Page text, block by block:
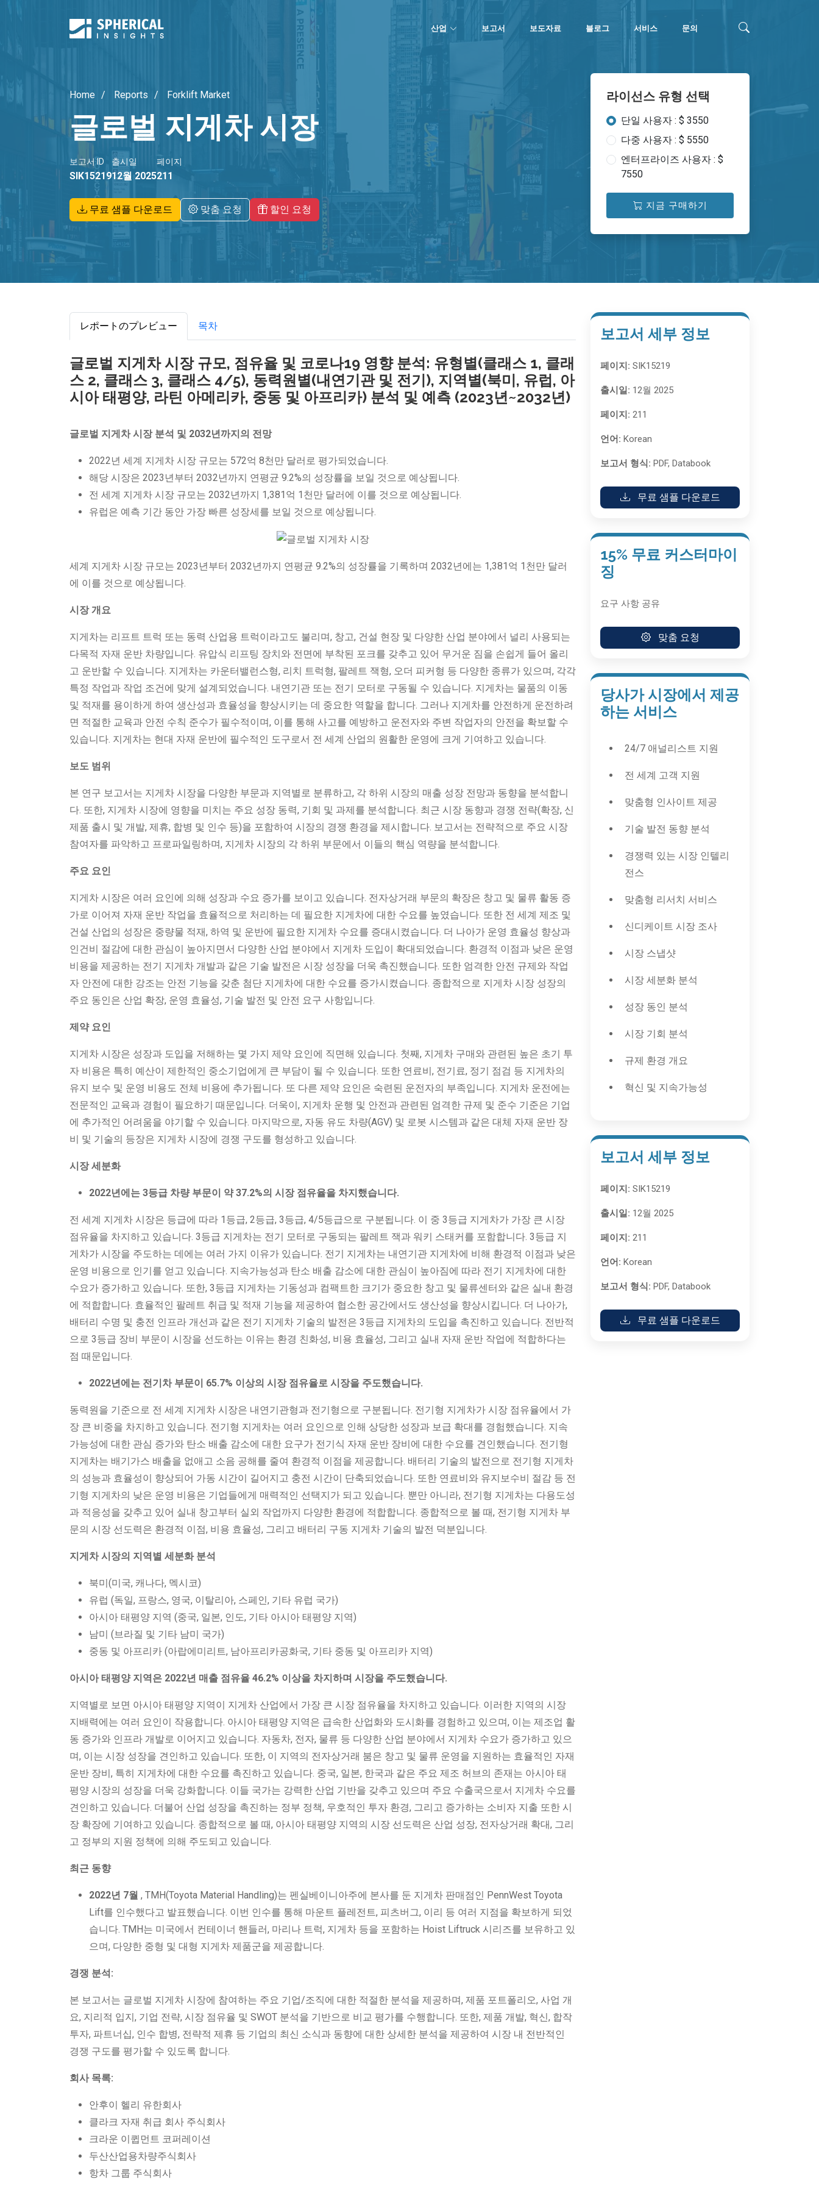
산업 보고서 보도자료 블로그 서비스 문의
Home Reports Forklift Market
글로벌 지게차 시장
보고서 ID
SIK15219
출시일
12월 2025
페이지
211
무료 샘플 다운로드 맞춤 요청 할인 요청
라이선스 유형 선택
단일 사용자 : $ 3550
다중 사용자 : $ 5550
엔터프라이즈 사용자 : $
7550
지금 구매하기
レポートのプレビュー 목차
글로벌 지게차 시장 규모, 점유율 및 코로나19 영향 분석: 유형별(클래스 1, 클래
스 2, 클래스 3, 클래스 4/5), 동력원별(내연기관 및 전기), 지역별(북미, 유럽, 아
시아 태평양, 라틴 아메리카, 중동 및 아프리카) 분석 및 예측 (2023년~2032년)
글로벌 지게차 시장 분석 및 2032년까지의 전망
2022년 세계 지게차 시장 규모는 572억 8천만 달러로 평가되었습니다.
해당 시장은 2023년부터 2032년까지 연평균 9.2%의 성장률을 보일 것으로 예상됩니다.
전 세계 지게차 시장 규모는 2032년까지 1,381억 1천만 달러에 이를 것으로 예상됩니다.
유럽은 예측 기간 동안 가장 빠른 성장세를 보일 것으로 예상됩니다.
세계 지게차 시장 규모는 2023년부터 2032년까지 연평균 9.2%의 성장률을 기록하며 2032년에는 1,381억 1천만 달러
에 이를 것으로 예상됩니다.
시장 개요
지게차는 리프트 트럭 또는 동력 산업용 트럭이라고도 불리며, 창고, 건설 현장 및 다양한 산업 분야에서 널리 사용되는
다목적 자재 운반 차량입니다. 유압식 리프팅 장치와 전면에 부착된 포크를 갖추고 있어 무거운 짐을 손쉽게 들어 올리
고 운반할 수 있습니다. 지게차는 카운터밸런스형, 리치 트럭형, 팔레트 잭형, 오더 피커형 등 다양한 종류가 있으며, 각각
특정 작업과 작업 조건에 맞게 설계되었습니다. 내연기관 또는 전기 모터로 구동될 수 있습니다. 지게차는 물품의 이동
및 적재를 용이하게 하여 생산성과 효율성을 향상시키는 데 중요한 역할을 합니다. 그러나 지게차를 안전하게 운전하려
면 적절한 교육과 안전 수칙 준수가 필수적이며, 이를 통해 사고를 예방하고 운전자와 주변 작업자의 안전을 확보할 수
있습니다. 지게차는 현대 자재 운반에 필수적인 도구로서 전 세계 산업의 원활한 운영에 크게 기여하고 있습니다.
보도 범위
본 연구 보고서는 지게차 시장을 다양한 부문과 지역별로 분류하고, 각 하위 시장의 매출 성장 전망과 동향을 분석합니
다. 또한, 지게차 시장에 영향을 미치는 주요 성장 동력, 기회 및 과제를 분석합니다. 최근 시장 동향과 경쟁 전략(확장, 신
제품 출시 및 개발, 제휴, 합병 및 인수 등)을 포함하여 시장의 경쟁 환경을 제시합니다. 보고서는 전략적으로 주요 시장
참여자를 파악하고 프로파일링하며, 지게차 시장의 각 하위 부문에서 이들의 핵심 역량을 분석합니다.
주요 요인
지게차 시장은 여러 요인에 의해 성장과 수요 증가를 보이고 있습니다. 전자상거래 부문의 확장은 창고 및 물류 활동 증
가로 이어져 자재 운반 작업을 효율적으로 처리하는 데 필요한 지게차에 대한 수요를 높였습니다. 또한 전 세계 제조 및
건설 산업의 성장은 중량물 적재, 하역 및 운반에 필요한 지게차 수요를 증대시켰습니다. 더 나아가 운영 효율성 향상과
인건비 절감에 대한 관심이 높아지면서 다양한 산업 분야에서 지게차 도입이 확대되었습니다. 환경적 이점과 낮은 운영
비용을 제공하는 전기 지게차 개발과 같은 기술 발전은 시장 성장을 더욱 촉진했습니다. 또한 엄격한 안전 규제와 작업
자 안전에 대한 강조는 안전 기능을 갖춘 첨단 지게차에 대한 수요를 증가시켰습니다. 종합적으로 지게차 시장 성장의
주요 동인은 산업 확장, 운영 효율성, 기술 발전 및 안전 요구 사항입니다.
제약 요인
지게차 시장은 성장과 도입을 저해하는 몇 가지 제약 요인에 직면해 있습니다. 첫째, 지게차 구매와 관련된 높은 초기 투
자 비용은 특히 예산이 제한적인 중소기업에게 큰 부담이 될 수 있습니다. 또한 연료비, 전기료, 정기 점검 등 지게차의
유지 보수 및 운영 비용도 전체 비용에 추가됩니다. 또 다른 제약 요인은 숙련된 운전자의 부족입니다. 지게차 운전에는
전문적인 교육과 경험이 필요하기 때문입니다. 더욱이, 지게차 운행 및 안전과 관련된 엄격한 규제 및 준수 기준은 기업
에 추가적인 어려움을 야기할 수 있습니다. 마지막으로, 자동 유도 차량(AGV) 및 로봇 시스템과 같은 대체 자재 운반 장
비 및 기술의 등장은 지게차 시장에 경쟁 구도를 형성하고 있습니다.
시장 세분화
2022년에는 3등급 차량 부문이 약 37.2%의 시장 점유율을 차지했습니다.
전 세계 지게차 시장은 등급에 따라 1등급, 2등급, 3등급, 4/5등급으로 구분됩니다. 이 중 3등급 지게차가 가장 큰 시장
점유율을 차지하고 있습니다. 3등급 지게차는 전기 모터로 구동되는 팔레트 잭과 워키 스태커를 포함합니다. 3등급 지
게차가 시장을 주도하는 데에는 여러 가지 이유가 있습니다. 전기 지게차는 내연기관 지게차에 비해 환경적 이점과 낮은
운영 비용으로 인기를 얻고 있습니다. 지속가능성과 탄소 배출 감소에 대한 관심이 높아짐에 따라 전기 지게차에 대한
수요가 증가하고 있습니다. 또한, 3등급 지게차는 기동성과 컴팩트한 크기가 중요한 창고 및 물류센터와 같은 실내 환경
에 적합합니다. 효율적인 팔레트 취급 및 적재 기능을 제공하여 협소한 공간에서도 생산성을 향상시킵니다. 더 나아가,
배터리 수명 및 충전 인프라 개선과 같은 전기 지게차 기술의 발전은 3등급 지게차의 도입을 촉진하고 있습니다. 전반적
으로 3등급 장비 부문이 시장을 선도하는 이유는 환경 친화성, 비용 효율성, 그리고 실내 자재 운반 작업에 적합하다는
점 때문입니다.
2022년에는 전기차 부문이 65.7% 이상의 시장 점유율로 시장을 주도했습니다.
동력원을 기준으로 전 세계 지게차 시장은 내연기관형과 전기형으로 구분됩니다. 전기형 지게차가 시장 점유율에서 가
장 큰 비중을 차지하고 있습니다. 전기형 지게차는 여러 요인으로 인해 상당한 성장과 보급 확대를 경험했습니다. 지속
가능성에 대한 관심 증가와 탄소 배출 감소에 대한 요구가 전기식 자재 운반 장비에 대한 수요를 견인했습니다. 전기형
지게차는 배기가스 배출을 없애고 소음 공해를 줄여 환경적 이점을 제공합니다. 배터리 기술의 발전으로 전기형 지게차
의 성능과 효율성이 향상되어 가동 시간이 길어지고 충전 시간이 단축되었습니다. 또한 연료비와 유지보수비 절감 등 전
기형 지게차의 낮은 운영 비용은 기업들에게 매력적인 선택지가 되고 있습니다. 뿐만 아니라, 전기형 지게차는 다용도성
과 적응성을 갖추고 있어 실내 창고부터 실외 작업까지 다양한 환경에 적합합니다. 종합적으로 볼 때, 전기형 지게차 부
문의 시장 선도력은 환경적 이점, 비용 효율성, 그리고 배터리 구동 지게차 기술의 발전 덕분입니다.
지게차 시장의 지역별 세분화 분석
북미(미국, 캐나다, 멕시코)
유럽 ​​(독일, 프랑스, ​​영국, 이탈리아, 스페인, 기타 유럽 국가)
아시아 태평양 지역 (중국, 일본, 인도, 기타 아시아 태평양 지역)
남미 (브라질 및 기타 남미 국가)
중동 및 아프리카 (아랍에미리트, 남아프리카공화국, 기타 중동 및 아프리카 지역)
아시아 태평양 지역은 2022년 매출 점유율 46.2% 이상을 차지하며 시장을 주도했습니다.
지역별로 보면 아시아 태평양 지역이 지게차 산업에서 가장 큰 시장 점유율을 차지하고 있습니다. 이러한 지역의 시장
지배력에는 여러 요인이 작용합니다. 아시아 태평양 지역은 급속한 산업화와 도시화를 경험하고 있으며, 이는 제조업 활
동 증가와 인프라 개발로 이어지고 있습니다. 자동차, 전자, 물류 등 다양한 산업 분야에서 지게차 수요가 증가하고 있으
며, 이는 시장 성장을 견인하고 있습니다. 또한, 이 지역의 전자상거래 붐은 창고 및 물류 운영을 지원하는 효율적인 자재
운반 장비, 특히 지게차에 대한 수요를 촉진하고 있습니다. 중국, 일본, 한국과 같은 주요 제조 허브의 존재는 아시아 태
평양 시장의 성장을 더욱 강화합니다. 이들 국가는 강력한 산업 기반을 갖추고 있으며 주요 수출국으로서 지게차 수요를
견인하고 있습니다. 더불어 산업 성장을 촉진하는 정부 정책, 우호적인 투자 환경, 그리고 증가하는 소비자 지출 또한 시
장 확장에 기여하고 있습니다. 종합적으로 볼 때, 아시아 태평양 지역의 시장 선도력은 산업 성장, 전자상거래 확대, 그리
고 정부의 지원 정책에 의해 주도되고 있습니다.
최근 동향
2022년 7월 , TMH(Toyota Material Handling)는 펜실베이니아주에 본사를 둔 지게차 판매점인 PennWest Toyota
Lift를 인수했다고 발표했습니다. 이번 인수를 통해 마운트 플레전트, 피츠버그, 이리 등 여러 지점을 확보하게 되었
습니다. TMH는 미국에서 컨테이너 핸들러, 마리나 트럭, 지게차 등을 포함하는 Hoist Liftruck 시리즈를 보유하고 있
으며, 다양한 중형 및 대형 지게차 제품군을 제공합니다.
경쟁 분석:
본 보고서는 글로벌 지게차 시장에 참여하는 주요 기업/조직에 대한 적절한 분석을 제공하며, 제품 포트폴리오, 사업 개
요, 지리적 입지, 기업 전략, 시장 점유율 및 SWOT 분석을 기반으로 비교 평가를 수행합니다. 또한, 제품 개발, 혁신, 합작
투자, 파트너십, 인수 합병, 전략적 제휴 등 기업의 최신 소식과 동향에 대한 상세한 분석을 제공하여 시장 내 전반적인
경쟁 구도를 평가할 수 있도록 합니다.
회사 목록:
안후이 헬리 유한회사
클라크 자재 취급 회사 주식회사
크라운 이큅먼트 코퍼레이션
두산산업용차량주식회사
항차 그룹 주식회사
보고서 세부 정보
페이지: SIK15219
출시일: 12월 2025
페이지: 211
언어: Korean
보고서 형식: PDF, Databook
무료 샘플 다운로드
15% 무료 커스터마이
징
요구 사항 공유
맞춤 요청
당사가 시장에서 제공
하는 서비스
24/7 애널리스트 지원
전 세계 고객 지원
맞춤형 인사이트 제공
기술 발전 동향 분석
경쟁력 있는 시장 인텔리
전스
맞춤형 리서치 서비스
신디케이트 시장 조사
시장 스냅샷
시장 세분화 분석
성장 동인 분석
시장 기회 분석
규제 환경 개요
혁신 및 지속가능성
보고서 세부 정보
페이지: SIK15219
출시일: 12월 2025
페이지: 211
언어: Korean
보고서 형식: PDF, Databook
무료 샘플 다운로드